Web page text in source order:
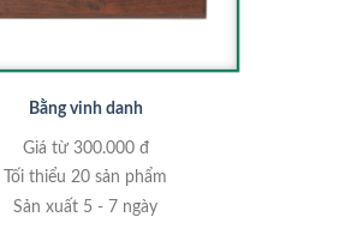
Bằng vinh danh
Giá từ 300.000 đ
Tối thiểu 20 sản phẩm
Sản xuất 5 - 7 ngày